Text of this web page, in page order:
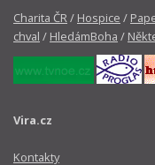
Charita ČR/ Hospice /
chval / HledámBoha /
Vira.cz
Kontakty